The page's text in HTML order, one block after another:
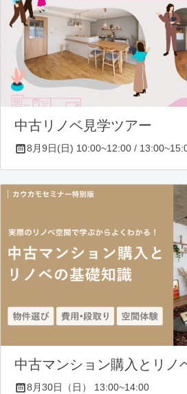
中古リノベ見学ツアー
8月9日(日) 10:00~12:00 /
中古マンション購入とリノ
8月30日（日） 13:00~14:00